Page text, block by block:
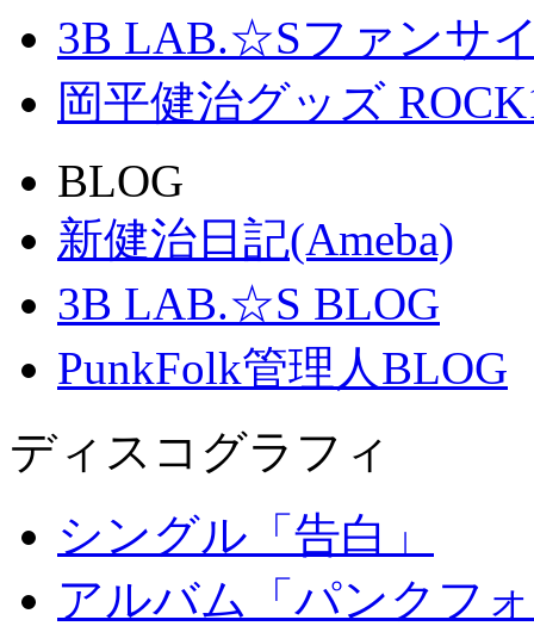
3B LAB.☆Sファンサイ
岡平健治グッズ
BLOG
新健治日記(Ameba)
3B LAB.☆S BLOG
PunkFolk管理人BLOG
ディスコグラフィ
シングル「告白」
アルバム「パンクフ